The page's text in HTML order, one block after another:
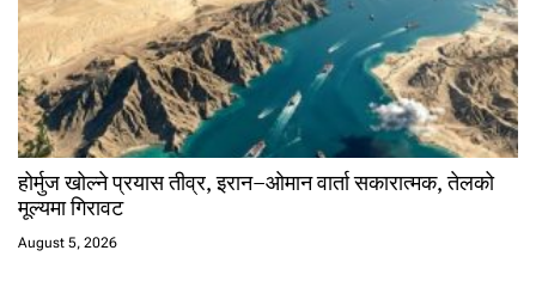
होर्मुज खोल्ने प्रयास तीव्र, इरान–ओमान वार्ता सकारात्मक, तेलको
मूल्यमा गिरावट
August 5, 2026